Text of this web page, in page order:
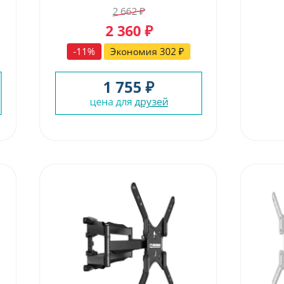
2 662₽
2 360₽
-11% Экономия 302₽
1 755 ₽
цена для друзей